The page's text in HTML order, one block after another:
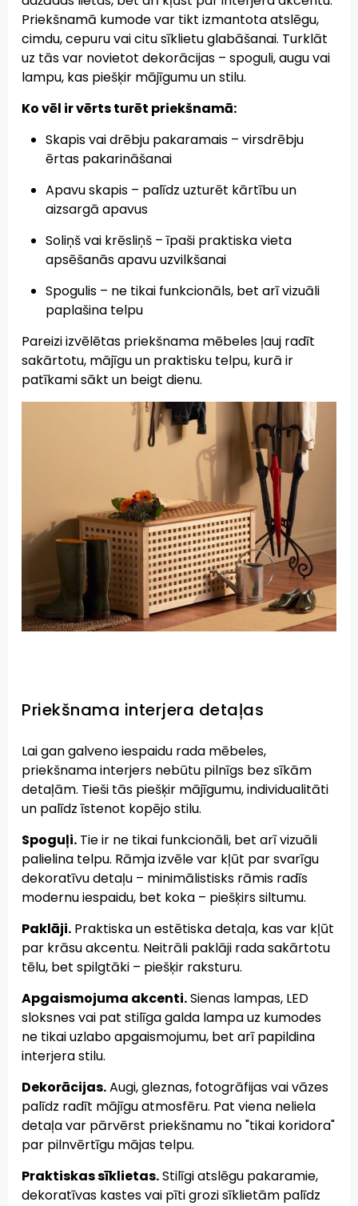
Priekšnamā kumode var tikt izmantota atslēgu,
cimdu, cepuru vai citu sīklietu glabāšanai. Turklāt
uz tās var novietot dekorācijas – spoguli, augu vai
lampu, kas piešķir mājīgumu un stilu.
Ko vēl ir vērts turēt priekšnamā:
Skapis vai drēbju pakaramais – virsdrēbju
ērtas pakarināšanai
Apavu skapis – palīdz uzturēt kārtību un
aizsargā apavus
Soliņš vai krēsliņš – īpaši praktiska vieta
apsēšanās apavu uzvilkšanai
Spogulis – ne tikai funkcionāls, bet arī vizuāli
paplašina telpu
Pareizi izvēlētas priekšnama mēbeles ļauj radīt
sakārtotu, mājīgu un praktisku telpu, kurā ir
patīkami sākt un beigt dienu.
Priekšnama interjera detaļas
Lai gan galveno iespaidu rada mēbeles,
priekšnama interjers nebūtu pilnīgs bez sīkām
detaļām. Tieši tās piešķir mājīgumu, individualitāti
un palīdz īstenot kopējo stilu.
Spoguļi. Tie ir ne tikai funkcionāli, bet arī vizuāli
palielina telpu. Rāmja izvēle var kļūt par svarīgu
dekoratīvu detaļu – minimālistisks rāmis radīs
modernu iespaidu, bet koka – piešķirs siltumu.
Paklāji. Praktiska un estētiska detaļa, kas var kļūt
par krāsu akcentu. Neitrāli paklāji rada sakārtotu
tēlu, bet spilgtāki – piešķir raksturu.
Apgaismojuma akcenti.Sienas lampas, LED
sloksnes vai pat stilīga galda lampa uz kumodes
ne tikai uzlabo apgaismojumu, bet arī papildina
interjera stilu.
Dekorācijas.Augi, gleznas, fotogrāfijas vai vāzes
palīdz radīt mājīgu atmosfēru. Pat viena neliela
detaļa var pārvērst priekšnamu no "tikai koridora"
par pilnvērtīgu mājas telpu.
Praktiskas sīklietas.Stilīgi atslēgu pakaramie,
dekoratīvas kastes vai pīti grozi sīklietām palīdz